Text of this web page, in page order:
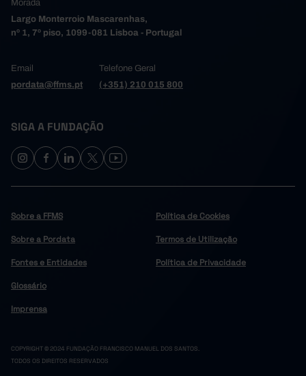
Morada
Largo Monterroio Mascarenhas,
nº 1, 7º piso, 1099-081 Lisboa - Portugal
Email
pordata@ffms.pt
Telefone Geral
(+351) 210 015 800
SIGA A FUNDAÇÃO
Sobre a FFMS
Sobre a Pordata
Fontes e Entidades
Glossário
Imprensa
Política de Cookies
Termos de Utilização
Política de Privacidade
COPYRIGHT © 2024 FUNDAÇÃO FRANCISCO MANUEL DOS SANTOS.
TODOS OS DIREITOS RESERVADOS